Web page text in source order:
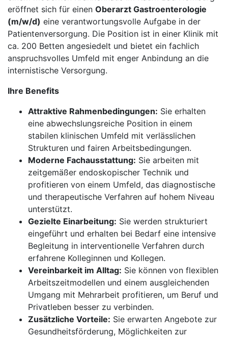
eröffnet sich für einen Oberarzt Gastroenterologie
(m/w/d) eine verantwortungsvolle Aufgabe in der
Patientenversorgung. Die Position ist in einer Klinik mit
ca. 200 Betten angesiedelt und bietet ein fachlich
anspruchsvolles Umfeld mit enger Anbindung an die
internistische Versorgung.
Ihre Benefits
Attraktive Rahmenbedingungen: Sie erhalten
eine abwechslungsreiche Position in einem
stabilen klinischen Umfeld mit verlässlichen
Strukturen und fairen Arbeitsbedingungen.
Moderne Fachausstattung: Sie arbeiten mit
zeitgemäßer endoskopischer Technik und
profitieren von einem Umfeld, das diagnostische
und therapeutische Verfahren auf hohem Niveau
unterstützt.
Gezielte Einarbeitung: Sie werden strukturiert
eingeführt und erhalten bei Bedarf eine intensive
Begleitung in interventionelle Verfahren durch
erfahrene Kolleginnen und Kollegen.
Vereinbarkeit im Alltag: Sie können von flexiblen
Arbeitszeitmodellen und einem ausgleichenden
Umgang mit Mehrarbeit profitieren, um Beruf und
Privatleben besser zu verbinden.
Zusätzliche Vorteile: Sie erwarten Angebote zur
Gesundheitsförderung, Möglichkeiten zur